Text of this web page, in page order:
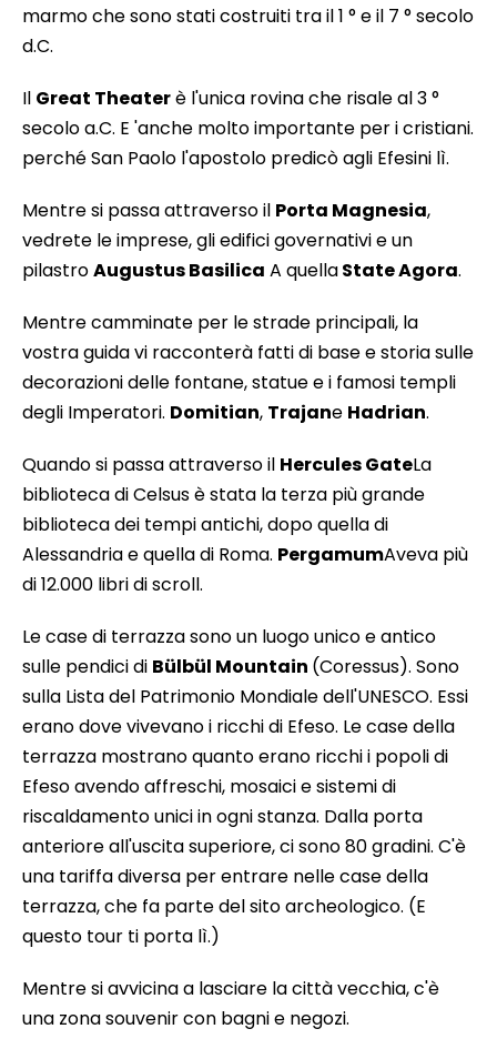
marmo che sono stati costruiti tra il 1 ° e il 7 ° secolo
d.C.
Il Great Theaterè l'unica rovina che risale al 3 °
secolo a.C. E 'anche molto importante per i cristiani.
perché San Paolo l'apostolo predicò agli Efesini lì.
Mentre si passa attraverso il Porta Magnesia,
vedrete le imprese, gli edifici governativi e un
pilastroAugustus Basilica A quellaState Agora.
Mentre camminate per le strade principali, la
vostra guida vi racconterà fatti di base e storia sulle
decorazioni delle fontane, statue e i famosi templi
degli Imperatori. Domitian, Trajane Hadrian.
Quando si passa attraverso il Hercules GateLa
biblioteca di Celsus è stata la terza più grande
biblioteca dei tempi antichi, dopo quella di
Alessandria e quella di Roma. PergamumAveva più
di 12.000 libri di scroll.
Le case di terrazza sono un luogo unico e antico
sulle pendici di Bülbül Mountain (Coressus). Sono
sulla Lista del Patrimonio Mondiale dell'UNESCO. Essi
erano dove vivevano i ricchi di Efeso. Le case della
terrazza mostrano quanto erano ricchi i popoli di
Efeso avendo affreschi, mosaici e sistemi di
riscaldamento unici in ogni stanza. Dalla porta
anteriore all'uscita superiore, ci sono 80 gradini. C'è
una tariffa diversa per entrare nelle case della
terrazza, che fa parte del sito archeologico. (E
questo tour ti porta lì.)
Mentre si avvicina a lasciare la città vecchia, c'è
una zona souvenir con bagni e negozi.